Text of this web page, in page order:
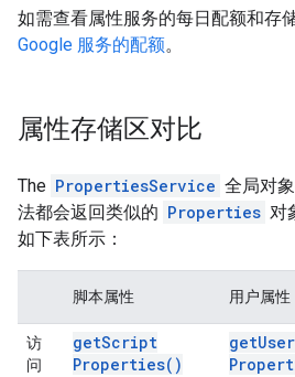
如需查看属性服务的每日配额和存
Google 服务的配额。
属性存储区对比
The PropertiesService 全局对
法都会返回类似的 Properties 对
如下表所示：
脚本属性 用户属性
访
问
getScript
Properties( )
getUser